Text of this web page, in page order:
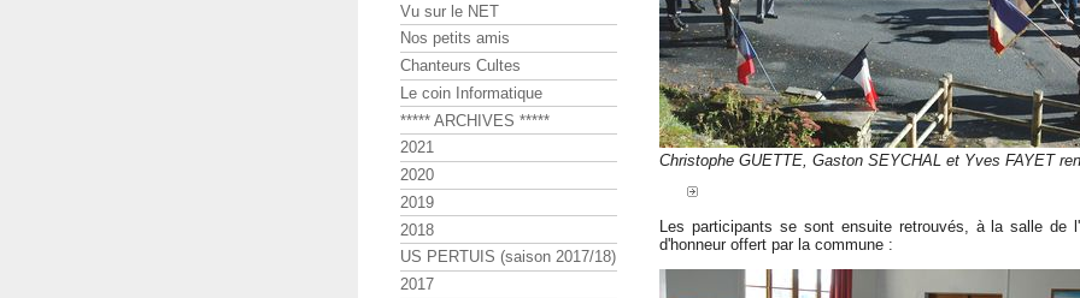
Christophe GUETTE, Gaston SEYCHAL et Yves FAYET
Les participants se sont ensuite retrouvés, à la salle de
d'honneur offert par la commune :
Vu sur le NET
Nos petits amis
Chanteurs Cultes
Le coin Informatique
***** ARCHIVES *****
2021
2020
2019
2018
US PERTUIS (saison 2017/18)
2017